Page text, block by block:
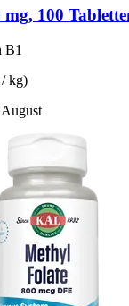
mg, 100
B1
kg)